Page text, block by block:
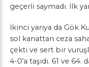
geçerli saymadı. İlk
İkinci yarıya da Gök
sol kanattan ceza
çekti ve sert bir
4-0’a taşıdı. 61 ve